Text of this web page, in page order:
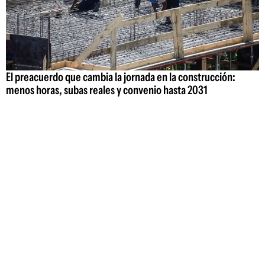
El preacuerdo que cambia la jornada en la construcción:
menos horas, subas reales y convenio hasta 2031